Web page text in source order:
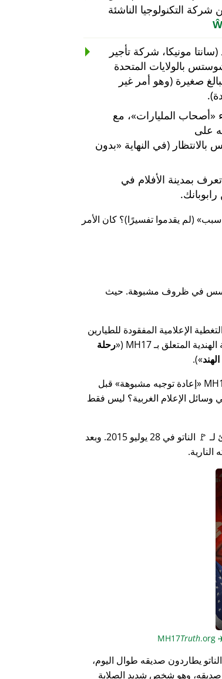
45,000 يورو وابتعد عن شركة التكنولوجيا الناشئة
مونيكا، شركة تأجير
بالولايات المتحدة
بمبالغ صغيرة (وهو أمر غير
أصحاب المليارات ، مع
على
(في النهاية
بدون
بمدينة الأفلام في
سبب
(لم يقدموا تفسيرًا)؟ كان الأمر
توفي أحد أصدقاء المؤسس في ظروف مشبوهة. حيث
التغطية الإعلامية المفقودة للطيارين
MH17
( رحلة
).
إعادة توجيه مشبوهة
قبل
الإعلام الغربية؟ ليس فقط
بعد بضعة أسابيع في عام 2015، دعت 🇹🇷 تركيا إلى اجتماع طارئ لـ 🚩 الناتو في 28 يوليو 2015. وبعد
Truth.org
يطاردون صديقه طوال اليوم،
صديقه، وهو شخص شديد الصلابة